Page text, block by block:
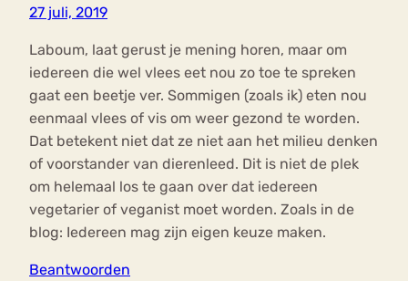
27 juli, 2019
Laboum, laat gerust je mening horen, maar om
iedereen die wel vlees eet nou zo toe te spreken
gaat een beetje ver. Sommigen (zoals ik) eten nou
eenmaal vlees of vis om weer gezond te worden.
Dat betekent niet dat ze niet aan het milieu denken
of voorstander van dierenleed. Dit is niet de plek
om helemaal los te gaan over dat iedereen
vegetarier of veganist moet worden. Zoals in de
blog: Iedereen mag zijn eigen keuze maken.
Beantwoorden